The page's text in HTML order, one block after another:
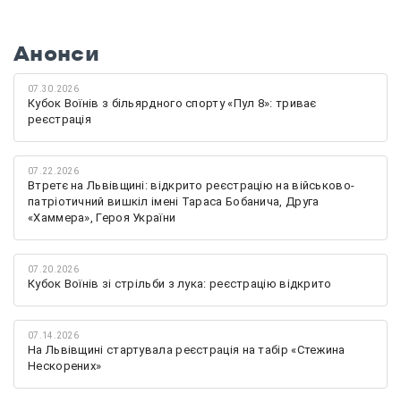
Анонси
07.30.2026
Кубок Воїнів з більярдного спорту «Пул 8»: триває
реєстрація
07.22.2026
Втретє на Львівщині: відкрито реєстрацію на військово-
патріотичний вишкіл імені Тараса Бобанича, Друга
«Хаммера», Героя України
07.20.2026
Кубок Воїнів зі стрільби з лука: реєстрацію відкрито
07.14.2026
На Львівщині стартувала реєстрація на табір «Стежина
Нескорених»